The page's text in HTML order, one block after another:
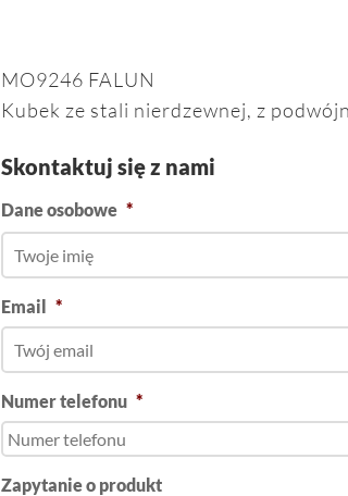
Skontaktuj się z nami
Dane osobowe *
Email *
Numer telefonu *
Zapytanie o produkt
MO9246 FALUN
Kubek ze stali nierdzewnej, z